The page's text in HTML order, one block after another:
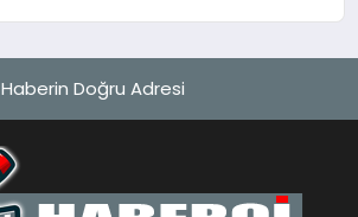
Haberin Doğru Adresi